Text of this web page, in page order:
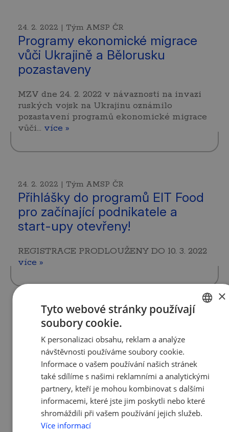
24. 2. 2022 | Tým AMSP ČR
Programy ekonomické migrace
vůči Ukrajině a Bělorusku
pozastaveny
MZV dne 24. 2. 2022 v návaznosti na invazi
ruských vojsk na Ukrajinu oznámilo
pozastavení programů ekonomické migrace
vůči… více »
24. 2. 2022 | Tým AMSP ČR
Přihlášky do programů EIT Food
pro začínající podnikatele a
start-upy otevřeny!
REGISTRACE PRODLOUŽENY DO 10. 3. 2022
více »
21. 2. 2022 | Tým AMSP ČR
Vláda schválila konec
pravidelného preventivního
testování ve školách a firmách, a
to k 18. únoru 2022
Pravidelné preventivní testování probíhalo
od začátku roku 2022 s cílem eliminovat
výskyt nákazy covid-19 v pracovních a
×
Tyto webové stránky používají
soubory cookie.
K personalizaci obsahu, reklam a analýze
návštěvnosti používáme soubory cookie.
Informace o vašem používání našich stránek
také sdílíme s našimi reklamními a analytickými
partnery, kteří je mohou kombinovat s dalšími
informacemi, které jste jim poskytli nebo které
shromáždili při vašem používání jejich služeb.
Více informací